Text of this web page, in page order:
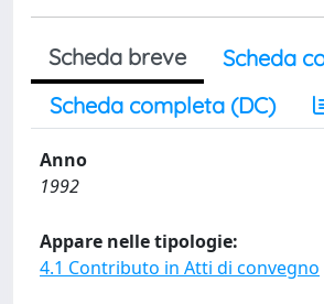
Scheda breve
Scheda
Scheda completa (DC)
Anno
1992
Appare nelle tipologie:
4.1 Contributo in Atti di convegno